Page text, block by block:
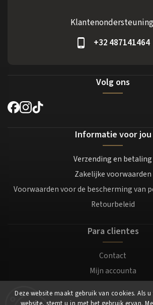
Deze website maakt gebruik van cookies. Als
+32 487141464
Volg ons
Informatie voor jou
Verzending en betaling
Zakelijke voorwaarden
Voorwaarden voor de bescherming van
Retourbeleid
Para clientes
Contact
Mijn accounta
Login